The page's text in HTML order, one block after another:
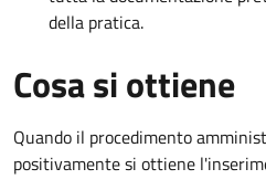
della pratica.
Cosa si ottiene
Quando il procedimento
positivamente si ottiene